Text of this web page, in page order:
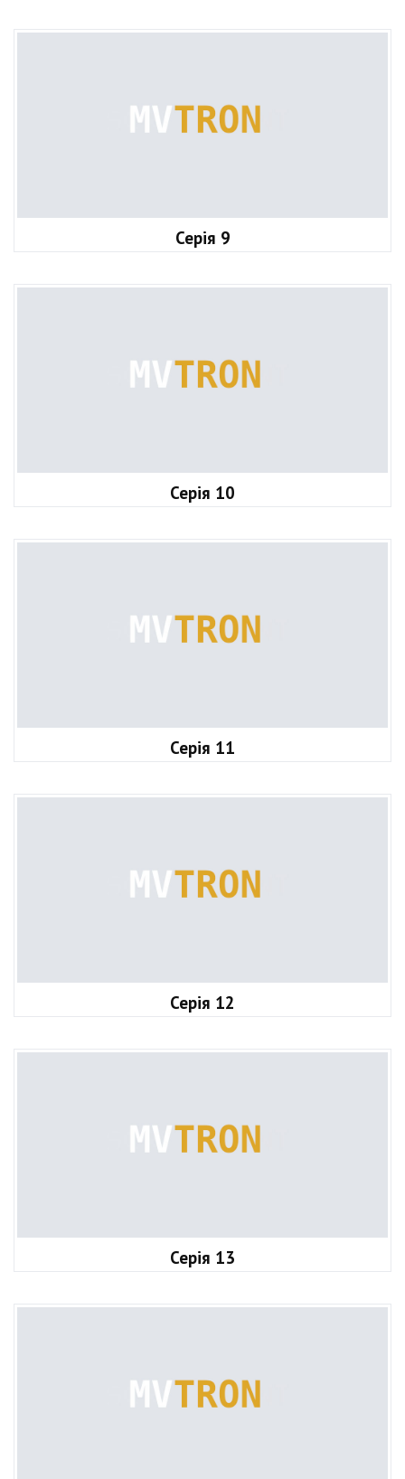
Серія 9
Серія 10
Серія 11
Серія 12
Серія 13